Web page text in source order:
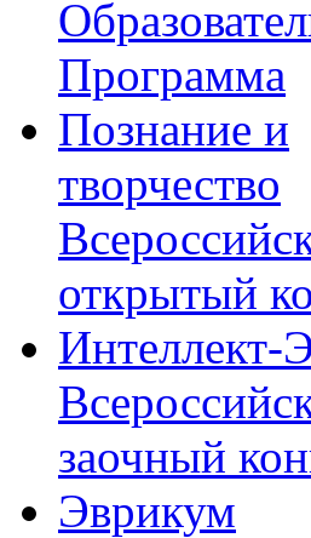
Программа
Познание и
творчество
открытый
Интеллект-
заочный
Эврикум